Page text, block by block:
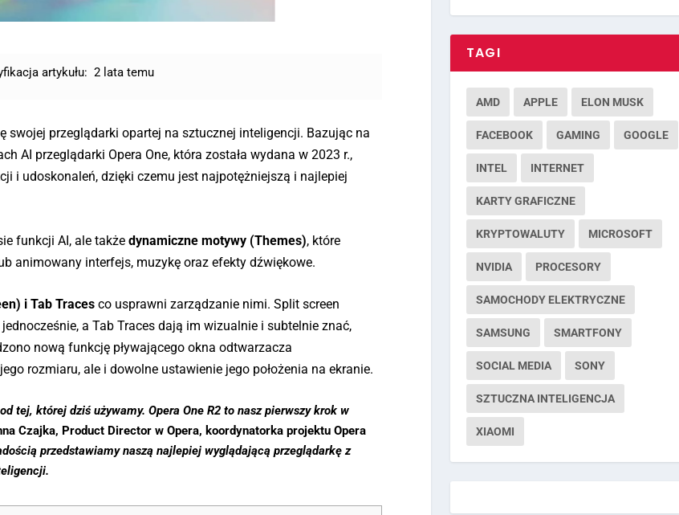
artykułu: 2 lata temu
swojej przeglądarki opartej na sztucznej inteligencji. Bazując na
AI przeglądarki Opera One, która została wydana w 2023 r.,
i udoskonaleń, dzięki czemu jest najpotężniejszą i najlepiej
funkcji AI, ale takżedynamiczne motywy (Themes), które
animowany interfejs, muzykę oraz efekty dźwiękowe.
i Tab Traces co usprawni zarządzanie nimi. Split screen
a Tab Traces dają im wizualnie i subtelnie znać,
nową funkcję pływającego okna odtwarzacza
rozmiaru, ale i dowolne ustawienie jego położenia na ekranie.
tej, której dziś używamy. Opera One R2 to nasz pierwszy krok w
Czajka, Product Director w Opera, koordynatorka projektu Opera
przedstawiamy naszą najlepiej wyglądającą przeglądarkę z
TAGI
AMD APPLE ELON MUSK
FACEBOOK GAMING GOOGLE
INTEL INTERNET
KARTY GRAFICZNE
KRYPTOWALUTY MICROSOFT
NVIDIA PROCESORY
SAMOCHODY ELEKTRYCZNE
SAMSUNG SMARTFONY
SOCIAL MEDIA SONY
SZTUCZNA INTELIGENCJA
XIAOMI